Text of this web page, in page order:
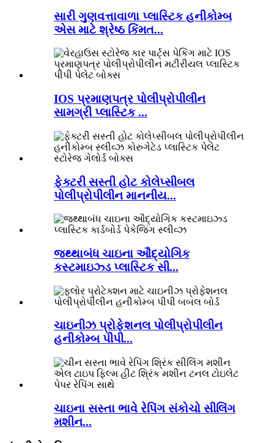
સારી ગુણવત્તાવાળા પ્લાસ્ટિક હનીકોમ્બ
એસ માટે શ્રેષ્ઠ કિંમત...
IOS પ્રમાણપત્ર પોલીપ્રોપીલીન
સામગ્રી પ્લાસ્ટિક ...
ફેક્ટરી સસ્તી હોટ કોલેપ્સીબલ
પોલીપ્રોપીલીન માનનીય...
જથ્થાબંધ ચાઇના ઔદ્યોગિક
કસ્ટમાઇઝ્ડ પ્લાસ્ટિક સી...
ચાઇનીઝ પ્રોફેશનલ પોલીપ્રોપીલીન
હનીકોમ્બ પીપી...
ચાઇના સસ્તા ભાવે રેપિંગ સંકોચો સીલિંગ
મશીન...